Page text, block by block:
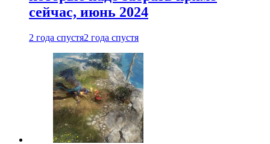
сейчас, июнь 2024
2 года спустя2 года спустя